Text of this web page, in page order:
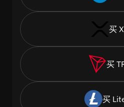
买
买
买